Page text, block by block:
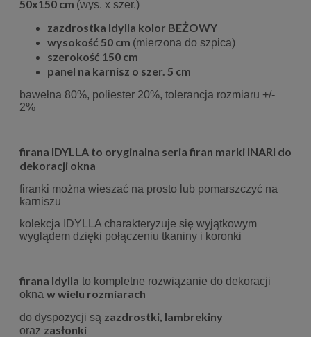
50x150 cm (wys. x szer.)
zazdrostka Idylla kolor BEŻOWY
wysokość 50 cm (mierzona do szpica)
szerokość 150 cm
panel na karnisz o szer. 5 cm
bawełna 80%, poliester 20%, tolerancja rozmiaru +/-
2%
firana IDYLLA to oryginalna seria firan marki INARI do
dekoracji okna
firanki można wieszać na prosto lub pomarszczyć na
karniszu
kolekcja IDYLLA charakteryzuje się wyjątkowym
wyglądem dzięki połączeniu tkaniny i koronki
firana Idylla to kompletne rozwiązanie do dekoracji
okna w wielu rozmiarach
do dyspozycji są zazdrostki, lambrekiny
oraz zasłonki